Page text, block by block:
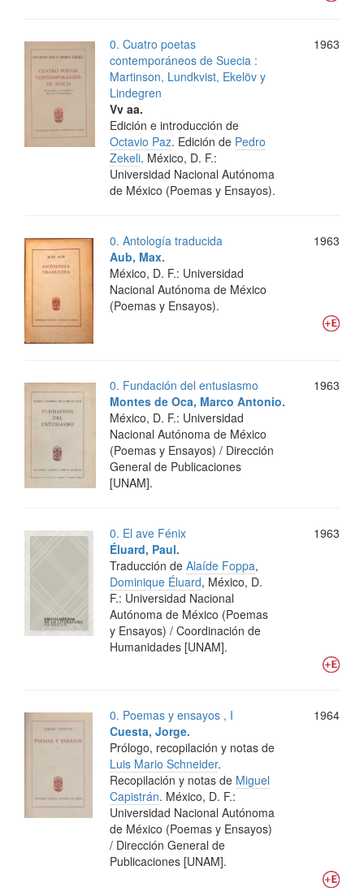
0. Cuatro poetas
contemporáneos de Suecia :
Martinson, Lundkvist, Ekelöv y
Lindegren
1963
Vv aa.
Edición e introducción de
Octavio Paz. Edición de Pedro
Zekeli. México, D. F.:
Universidad Nacional Autónoma
de México (Poemas y Ensayos).
0. Antología traducida
1963
Aub, Max.
México, D. F.: Universidad
Nacional Autónoma de México
(Poemas y Ensayos).
0. Fundación del entusiasmo
1963
Montes de Oca, Marco Antonio.
México, D. F.: Universidad
Nacional Autónoma de México
(Poemas y Ensayos) / Dirección
General de Publicaciones
[UNAM].
0. El ave Fénix
1963
Éluard, Paul.
Traducción de Alaíde Foppa,
Dominique Éluard, México, D.
F.: Universidad Nacional
Autónoma de México (Poemas
y Ensayos) / Coordinación de
Humanidades [UNAM].
0. Poemas y ensayos , I
1964
Cuesta, Jorge.
Prólogo, recopilación y notas de
Luis Mario Schneider.
Recopilación y notas de Miguel
Capistrán. México, D. F.:
Universidad Nacional Autónoma
de México (Poemas y Ensayos)
/ Dirección General de
Publicaciones [UNAM].